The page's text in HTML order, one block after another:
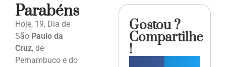
Parabéns
Hoje, 19, Dia de
São Paulo da
Cruz, de
Pernambuco e do
Gostou ?
Compartilhe
!